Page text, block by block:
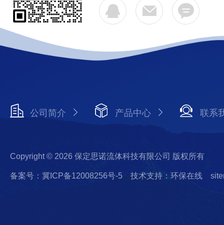
公司简介 产品中心 联系
Copyright © 2026 保定思诺流体科技有限公司 版权所有
备案号：冀ICP备12008256号-5 技术支持：环保在线